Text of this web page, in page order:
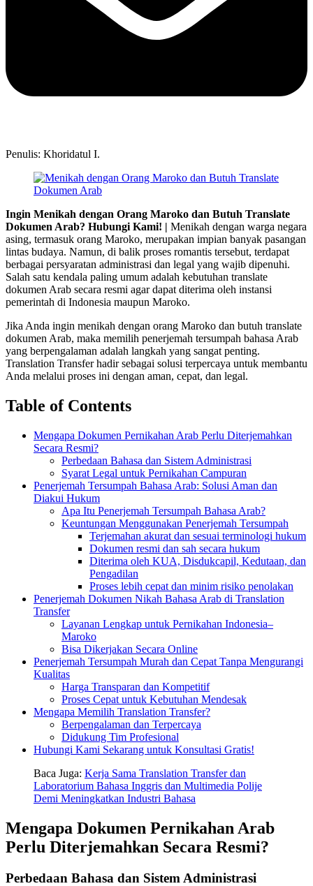
Penulis: Khoridatul I.
Ingin Menikah dengan Orang Maroko dan Butuh Translate
Dokumen Arab? Hubungi Kami! | Menikah dengan warga negara
asing, termasuk orang Maroko, merupakan impian banyak pasangan
lintas budaya. Namun, di balik proses romantis tersebut, terdapat
berbagai persyaratan administrasi dan legal yang wajib dipenuhi.
Salah satu kendala paling umum adalah kebutuhan translate
dokumen Arab secara resmi agar dapat diterima oleh instansi
pemerintah di Indonesia maupun Maroko.
Jika Anda ingin menikah dengan orang Maroko dan butuh translate
dokumen Arab, maka memilih penerjemah tersumpah bahasa Arab
yang berpengalaman adalah langkah yang sangat penting.
Translation Transfer hadir sebagai solusi terpercaya untuk membantu
Anda melalui proses ini dengan aman, cepat, dan legal.
Table of Contents
Mengapa Dokumen Pernikahan Arab Perlu Diterjemahkan
Secara Resmi?
Perbedaan Bahasa dan Sistem Administrasi
Syarat Legal untuk Pernikahan Campuran
Penerjemah Tersumpah Bahasa Arab: Solusi Aman dan
Diakui Hukum
Apa Itu Penerjemah Tersumpah Bahasa Arab?
Keuntungan Menggunakan Penerjemah Tersumpah
Terjemahan akurat dan sesuai terminologi hukum
Dokumen resmi dan sah secara hukum
Diterima oleh KUA, Disdukcapil, Kedutaan, dan
Pengadilan
Proses lebih cepat dan minim risiko penolakan
Penerjemah Dokumen Nikah Bahasa Arab di Translation
Transfer
Layanan Lengkap untuk Pernikahan Indonesia–
Maroko
Bisa Dikerjakan Secara Online
Penerjemah Tersumpah Murah dan Cepat Tanpa Mengurangi
Kualitas
Harga Transparan dan Kompetitif
Proses Cepat untuk Kebutuhan Mendesak
Mengapa Memilih Translation Transfer?
Berpengalaman dan Terpercaya
Didukung Tim Profesional
Hubungi Kami Sekarang untuk Konsultasi Gratis!
Baca Juga: Kerja Sama Translation Transfer dan
Laboratorium Bahasa Inggris dan Multimedia Polije
Demi Meningkatkan Industri Bahasa
Mengapa Dokumen Pernikahan Arab
Perlu Diterjemahkan Secara Resmi?
Perbedaan Bahasa dan Sistem Administrasi